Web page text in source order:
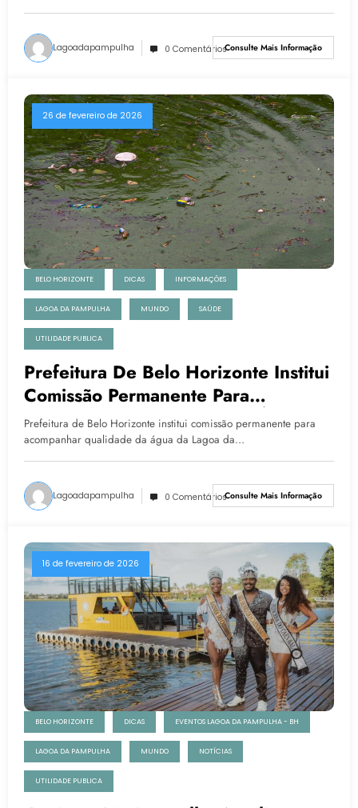
Lagoadapampulha 0 ComentáriosConsulte Mais Informação
26 de fevereiro de 2026
BELO HORIZONTE DICAS INFORMAÇÕES
LAGOA DA PAMPULHA MUNDO SAÚDE
UTILIDADE PUBLICA
Prefeitura De Belo Horizonte Institui
Comissão Permanente Para
Acompanhar Qualidade Da Água Da
Lagoa Da Pampulha
Prefeitura de Belo Horizonte institui comissão permanente para
acompanhar qualidade da água da Lagoa da…
Lagoadapampulha 0 ComentáriosConsulte Mais Informação
16 de fevereiro de 2026
BELO HORIZONTE DICAS EVENTOS LAGOA DA PAMPULHA - BH
LAGOA DA PAMPULHA MUNDO NOTÍCIAS
UTILIDADE PUBLICA